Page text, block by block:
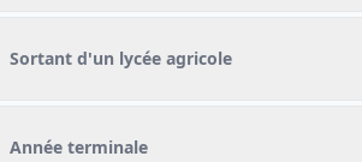
Sortant d'un lycée agricole
Année terminale